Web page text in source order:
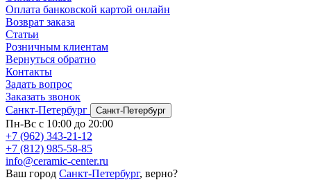
Оплата банковской картой онлайн
Возврат заказа
Статьи
Розничным клиентам
Вернуться обратно
Контакты
Задать вопрос
Заказать звонок
Санкт-Петербург
Санкт-Петербург
Пн-Вс с 10:00 до 20:00
+7 (962) 343-21-12
+7 (812) 985-58-85
info@ceramic-center.ru
Ваш город Санкт-Петербург, верно?